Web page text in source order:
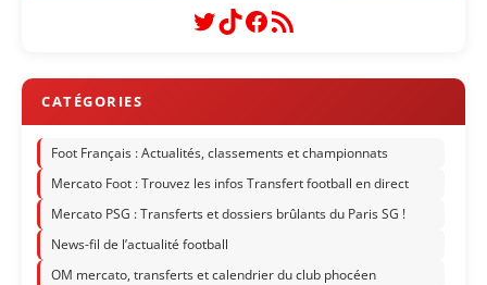
Twitter
TikTok
Facebook
Flux RSS
Foot Français : Actualités, classements et championnats
Mercato Foot : Trouvez les infos Transfert football en direct
Mercato PSG : Transferts et dossiers brûlants du Paris SG !
News-fil de l’actualité football
OM mercato, transferts et calendrier du club phocéen